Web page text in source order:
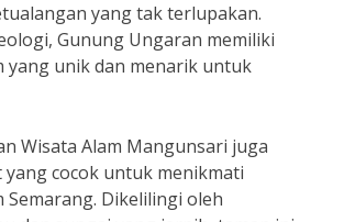
yang tak terlupakan.
Gunung Ungaran memiliki
yang unik dan menarik untuk
Wisata Alam Mangunsari juga
yang cocok untuk menikmati
Semarang. Dikelilingi oleh